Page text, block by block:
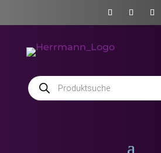
Products
search